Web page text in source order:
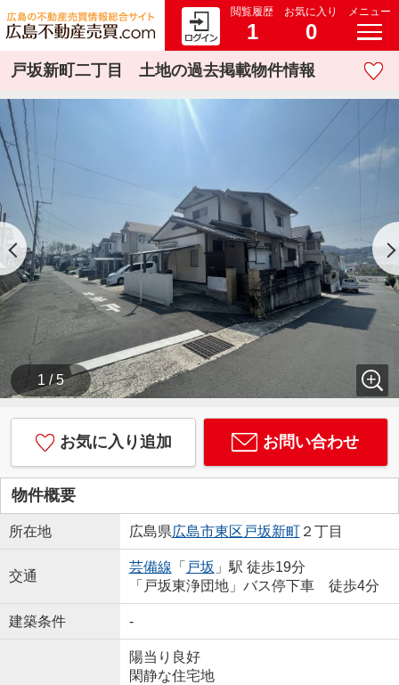
閲覧履歴
1
お気に入り
0
メニュー
戸坂新町二丁目 土地の過去掲載物件情報
1 / 5
お気に入り追加 お問い合わせ
物件概要
所在地 広島県広島市東区 戸坂新町２丁目
交通
芸備線 「 戸坂 」駅 徒歩19分
「戸坂東浄団地」バス停下車 徒歩4分
建築条件 -
陽当り良好
閑静な住宅地